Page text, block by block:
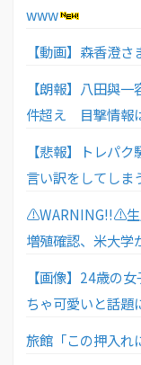
www
【動画】森香澄
【朗報】八田與
件超え 目撃情報
【悲報】トレパ
言い訳をしてしま
⚠WARNING!!⚠生
増殖確認、米大学
【画像】24歳の
ちゃ可愛いと話題
旅館「この押入れ